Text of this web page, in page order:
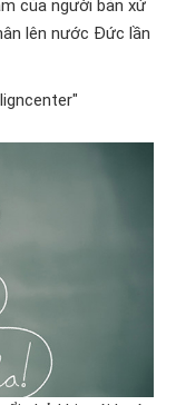
của người bản xứ
lên nước Đức lần